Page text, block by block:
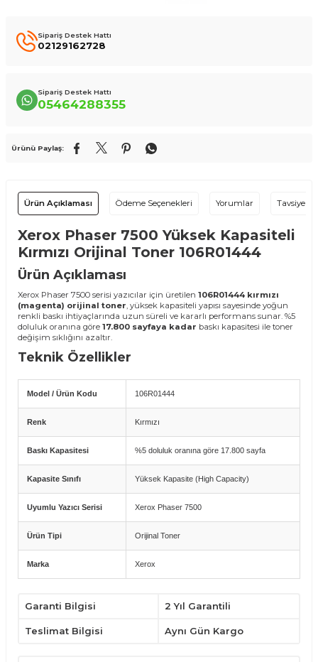
Sipariş Destek Hattı
02129162728
Sipariş Destek Hattı
05464288355
Ürünü Paylaş:
Ürün Açıklaması Ödeme Seçenekleri Yorumlar Tavsiye Et
Xerox Phaser 7500 Yüksek Kapasiteli
Kırmızı Orijinal Toner 106R01444
Ürün Açıklaması
Xerox Phaser 7500 serisi yazıcılar için üretilen 106R01444 kırmızı
(magenta) orijinal toner, yüksek kapasiteli yapısı sayesinde yoğun
renkli baskı ihtiyaçlarında uzun süreli ve kararlı performans sunar. %5
doluluk oranına göre 17.800 sayfaya kadar baskı kapasitesi ile toner
değişim sıklığını azaltır.
Teknik Özellikler
Model / Ürün Kodu 106R01444
Renk Kırmızı
Baskı Kapasitesi %5 doluluk oranına göre 17.800 sayfa
Kapasite Sınıfı Yüksek Kapasite (High Capacity)
Uyumlu Yazıcı Serisi Xerox Phaser 7500
Ürün Tipi Orijinal Toner
Marka Xerox
Uyumlu Yazıcı Modelleri
Garanti Bilgisi 2 Yıl Garantili
Teslimat Bilgisi Aynı Gün Kargo